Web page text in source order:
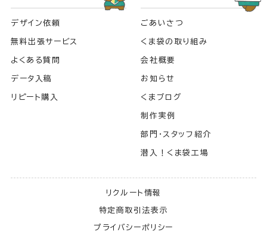
デザイン依頼
無料出張サービス
よくある質問
データ入稿
リピート購入
ごあいさつ
くま袋の取り組み
会社概要
お知らせ
くまブログ
制作実例
部門・スタッフ紹介
潜入！くま袋工場
リクルート情報
特定商取引法表示
プライバシーポリシー